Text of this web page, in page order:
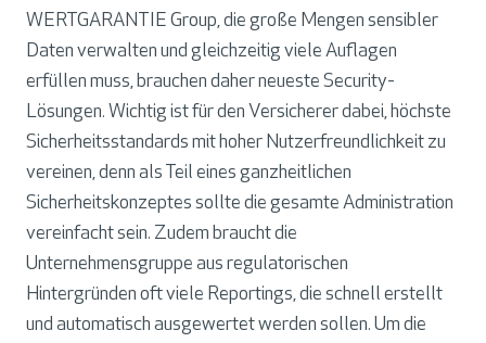
WERTGARANTIE Group, die große Mengen sensibler
Daten verwalten und gleichzeitig viele Auflagen
erfüllen muss, brauchen daher neueste Security-
Lösungen. Wichtig ist für den Versicherer dabei, höchste
Sicherheitsstandards mit hoher Nutzerfreundlichkeit zu
vereinen, denn als Teil eines ganzheitlichen
Sicherheitskonzeptes sollte die gesamte Administration
vereinfacht sein. Zudem braucht die
Unternehmensgruppe aus regulatorischen
Hintergründen oft viele Reportings, die schnell erstellt
und automatisch ausgewertet werden sollen. Um die